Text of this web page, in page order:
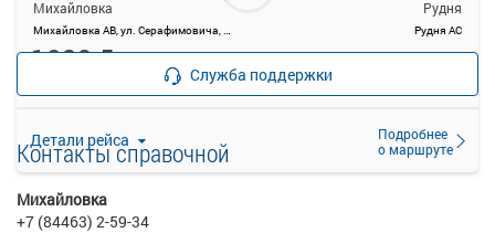
Михайловка
Михайловка АВ, ул. Серафимовича, д. 15
Рудня
Рудня АС
Детали рейса
Подробнее
о маршруте
1039.5 Служба поддержки
Контакты справочной
Михайловка
+7 (84463) 2-59-34